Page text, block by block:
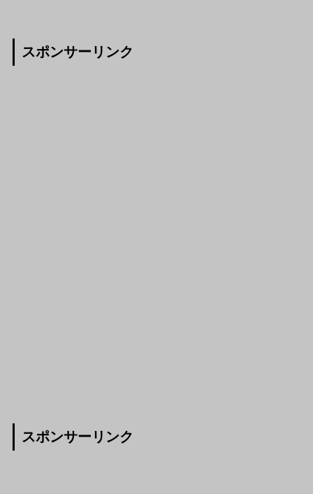
スポンサーリンク
スポンサーリンク